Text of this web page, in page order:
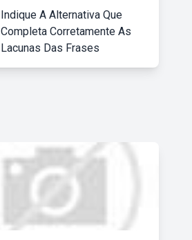
Indique A Alternativa Que
Completa Corretamente As
Lacunas Das Frases